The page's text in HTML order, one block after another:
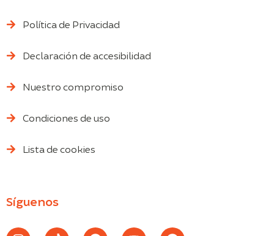
Política de Privacidad
Declaración de accesibilidad
Nuestro compromiso
Condiciones de uso
Lista de cookies
Síguenos